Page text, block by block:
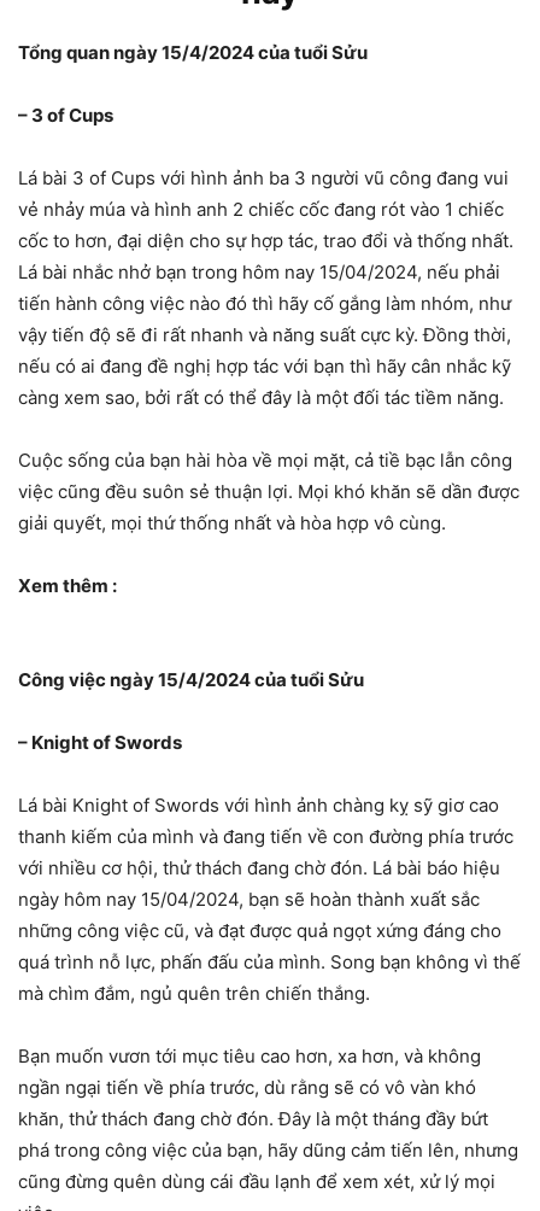
Tổng quan ngày 15/4/2024 của tuổi Sửu
– 3 of Cups
Lá bài 3 of Cups với hình ảnh ba 3 người vũ công đang vui
vẻ nhảy múa và hình anh 2 chiếc cốc đang rót vào 1 chiếc
cốc to hơn, đại diện cho sự hợp tác, trao đổi và thống nhất.
Lá bài nhắc nhở bạn trong hôm nay 15/04/2024, nếu phải
tiến hành công việc nào đó thì hãy cố gắng làm nhóm, như
vậy tiến độ sẽ đi rất nhanh và năng suất cực kỳ. Đồng thời,
nếu có ai đang đề nghị hợp tác với bạn thì hãy cân nhắc kỹ
càng xem sao, bởi rất có thể đây là một đối tác tiềm năng.
Cuộc sống của bạn hài hòa về mọi mặt, cả tiề bạc lẫn công
việc cũng đều suôn sẻ thuận lợi. Mọi khó khăn sẽ dần được
giải quyết, mọi thứ thống nhất và hòa hợp vô cùng.
Xem thêm :
Công việc ngày 15/4/2024 của tuổi Sửu
– Knight of Swords
Lá bài Knight of Swords với hình ảnh chàng kỵ sỹ giơ cao
thanh kiếm của mình và đang tiến về con đường phía trước
với nhiều cơ hội, thử thách đang chờ đón. Lá bài báo hiệu
ngày hôm nay 15/04/2024, bạn sẽ hoàn thành xuất sắc
những công việc cũ, và đạt được quả ngọt xứng đáng cho
quá trình nỗ lực, phấn đấu của mình. Song bạn không vì thế
mà chìm đắm, ngủ quên trên chiến thắng.
Bạn muốn vươn tới mục tiêu cao hơn, xa hơn, và không
ngần ngại tiến về phía trước, dù rằng sẽ có vô vàn khó
khăn, thử thách đang chờ đón. Đây là một tháng đầy bứt
phá trong công việc của bạn, hãy dũng cảm tiến lên, nhưng
cũng đừng quên dùng cái đầu lạnh để xem xét, xử lý mọi